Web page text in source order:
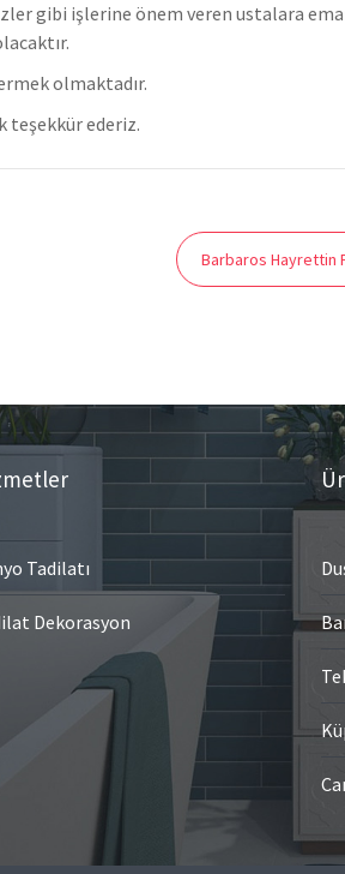
gibi işlerine önem veren ustalara
olmaktadır.
teşekkür ederiz.
Barbaros Hayrettin
Tadilatı
Dekorasyon